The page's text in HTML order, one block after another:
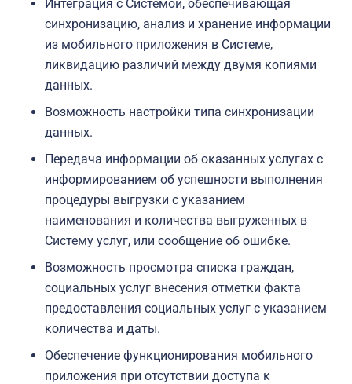
Интеграция с Системой, обеспечивающая
синхронизацию, анализ и хранение информации
из мобильного приложения в Системе,
ликвидацию различий между двумя копиями
данных.
Возможность настройки типа синхронизации
данных.
Передача информации об оказанных услугах с
информированием об успешности выполнения
процедуры выгрузки с указанием
наименования и количества выгруженных в
Систему услуг, или сообщение об ошибке.
Возможность просмотра списка граждан,
социальных услуг внесения отметки факта
предоставления социальных услуг с указанием
количества и даты.
Обеспечение функционирования мобильного
приложения при отсутствии доступа к